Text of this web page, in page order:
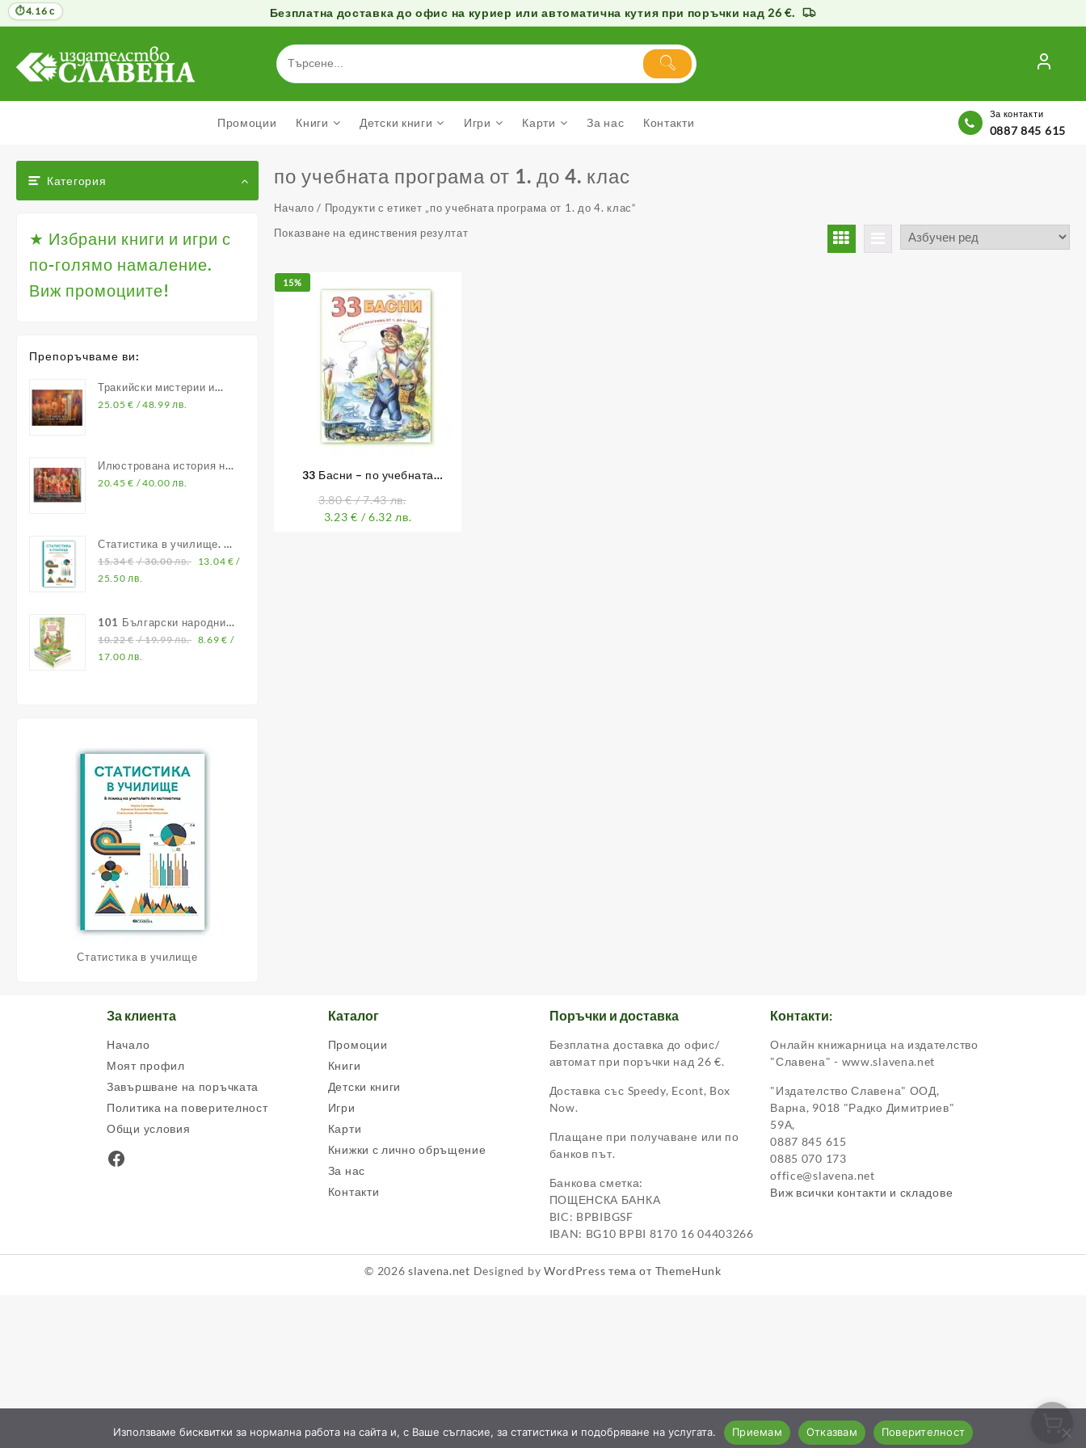
Безплатна доставка до офис на куриер или автоматична кутия при поръчки над 26 €.
съдържанието
Промоции Книги Детски книги Игри Карти За нас Контакти
За контакти
0887 845 615
Категория
★ Избрани книги и игри с
по-голямо намаление.
Виж промоциите!
Препоръчваме ви:
Тракийски мистерии и
владетели
25.05€ / 48.99 лв.
Илюстрована история на
Средновековна България
20.45€ / 40.00 лв.
Статистика в училище. В
помощ на учителите по
математика
15.34€/ 30.00 лв. 13.04 € /
25.50 лв.
101 Български народни
приказки
10.22€/ 19.99 лв. 8.69€ /
17.00 лв.
Статистика в училище
по учебната програма от 1. до 4. клас
Начало / Продукти с етикет „по учебната програма от 1. до 4. клас“
Показване на единствения резултат
15%
33 Басни – по учебната
3.80€/ 7.43 лв.
3.23€ / 6.32 лв.
За клиента
Начало
Моят профил
Завършване на поръчката
Политика на поверителност
Общи условия
Facebook
Каталог
Промоции
Книги
Детски книги
Игри
Карти
Книжки с лично обръщение
За нас
Контакти
Поръчки и доставка
Безплатна доставка до офис/
автомат при поръчки над 26 €.
Доставка със Speedy, Econt, Box
Now.
Плащане при получаване или по
банков път.
Банкова сметка:
ПОЩЕНСКА БАНКА
BIC: BPBIBGSF
IBAN: BG10 BPBI 8170 16 04403266
Контакти:
Онлайн книжарница на издателство
"Славена" - www.slavena.net
"Издателство Славена" ООД,
Варна, 9018 "Радко Димитриев"
59А,
0887 845 615
0885 070 173
office@slavena.net
Виж всички контакти и складове
© 2026slavena.net Designed by WordPress тема от ThemeHunk
Използваме бисквитки за нормална работа на сайта и, с Ваше съгласие, за статистика и подобряване на услугата. Приемам Отказвам Поверителност
4.16 с